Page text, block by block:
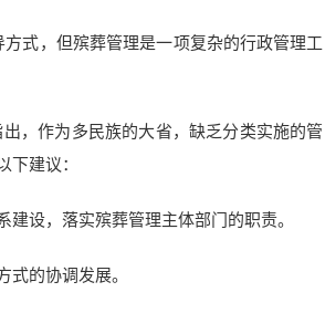
式，但殡葬管理是一项复杂的行政管理工
，作为多民族的大省，缺乏分类实施的管
建议：
设，落实殡葬管理主体部门的职责。
的协调发展。